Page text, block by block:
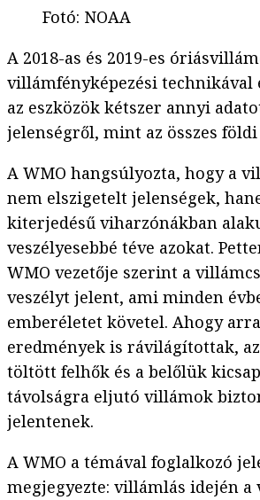
Fotó: NOAA
A 2018-as és 2019-es
villámfényképezési technikával
az eszközök kétszer annyi
jelenségről, mint az összes
A WMO hangsúlyozta, hogy a
nem elszigetelt jelenségek,
kiterjedésű viharzónákban
veszélyesebbé téve azokat.
WMO vezetője szerint a
veszélyt jelent, ami minden
emberéletet követel. Ahogy
eredmények is rávilágítottak,
töltött felhők és a belőlük
távolságra eljutó villámok
jelentenek.
A WMO a témával foglalkozó
megjegyezte: villámlás idején a